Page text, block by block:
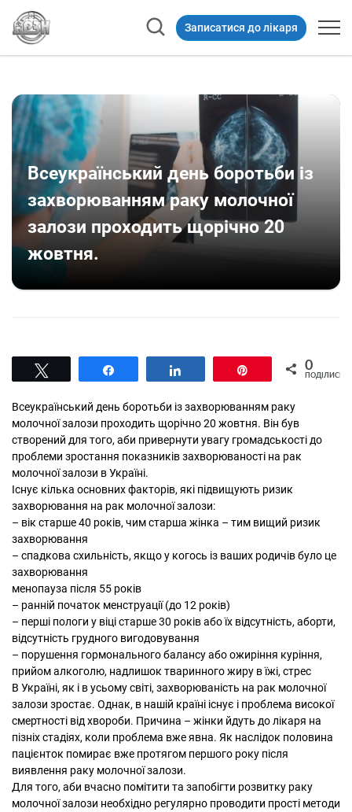
Записатися до лікаря
Всеукраїнський день боротьби із
захворюванням раку молочної
залози проходить щорічно 20
жовтня.
Поділитися Поділитися 0
ПОДІЛИСЬ
Всеукраїнський день боротьби із захворюванням раку
молочної залози проходить щорічно 20 жовтня. Він був
створений для того, аби привернути увагу громадськості до
проблеми зростання показників захворюваності на рак
молочної залози в Україні.
Існує кілька основних факторів, які підвищують ризик
захворювання на рак молочної залози:
– вік старше 40 років, чим старша жінка – тим вищий ризик
захворювання
– спадкова схильність, якщо у когось із ваших родичів було це
захворювання
менопауза після 55 років
– ранній початок менструації (до 12 років)
– перші пологи у віці старше 30 років або їх відсутність, аборти,
відсутність грудного вигодовування
– порушення гормонального балансу або ожиріння куріння,
прийом алкоголю, надлишок тваринного жиру в їжі, стрес
В Україні, як і в усьому світі, захворюваність на рак молочної
залози зростає. Однак, в нашій країні існує і проблема високої
смертності від хвороби. Причина – жінки йдуть до лікаря на
пізніх стадіях, коли проблема вже явна. Як наслідок половина
пацієнток помирає вже протягом першого року після
виявлення раку молочної залози.
Для того, аби вчасно помітити та запобігти розвитку раку
молочної залози необхідно регулярно проводити прості методи